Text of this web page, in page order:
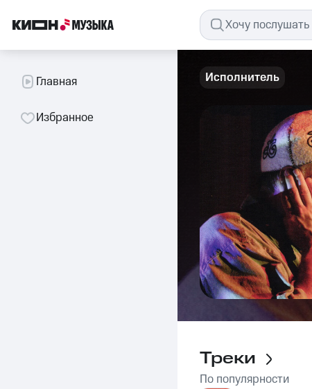
Главная
Избранное
Исполнитель
Треки
По популярности